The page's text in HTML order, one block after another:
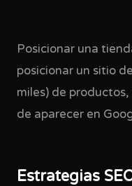
Posicionar una
posicionar un sitio
miles) de
de aparecer en
Estrategias